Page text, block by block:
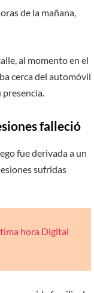
de la mañana,
al momento en el
cerca del automóvil
falleció
fue derivada a un
sufridas
hora Digital